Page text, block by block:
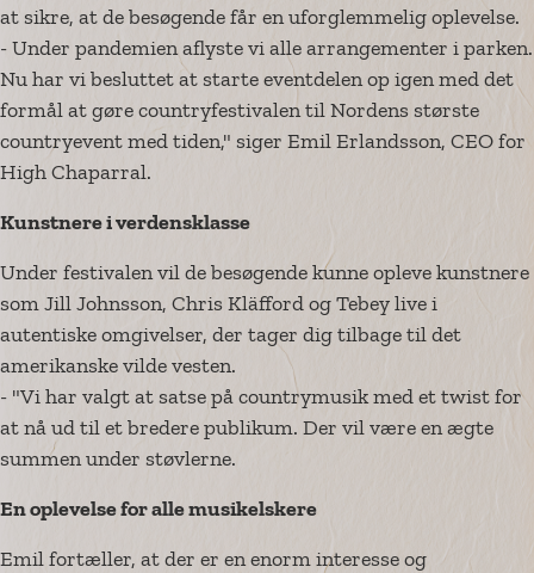
at sikre, at de besøgende får en uforglemmelig oplevelse.
- Under pandemien aflyste vi alle arrangementer i parken.
Nu har vi besluttet at starte eventdelen op igen med det
formål at gøre countryfestivalen til Nordens største
countryevent med tiden," siger Emil Erlandsson, CEO for
High Chaparral.
Kunstnere i verdensklasse
Under festivalen vil de besøgende kunne opleve kunstnere
som Jill Johnsson, Chris Kläfford og Tebey live i
autentiske omgivelser, der tager dig tilbage til det
amerikanske vilde vesten.
- "Vi har valgt at satse på countrymusik med et twist for
at nå ud til et bredere publikum. Der vil være en ægte
summen under støvlerne.
En oplevelse for alle musikelskere
Emil fortæller, at der er en enorm interesse og